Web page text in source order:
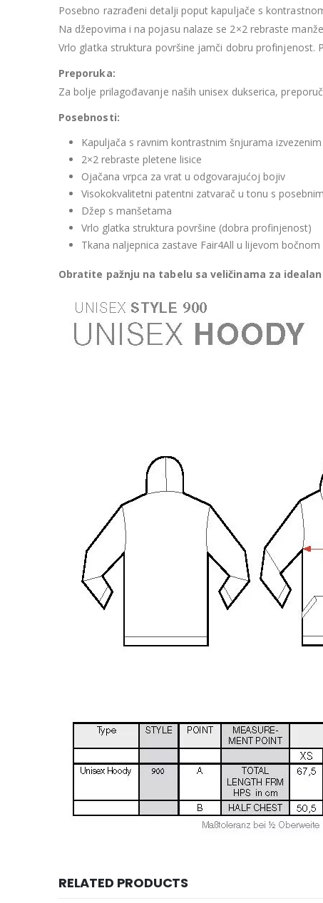
Posebno razrađeni detalji poput kapuljače s
Na džepovima i na pojasu nalaze se 2×2 rebraste
Vrlo glatka struktura površine jamči dobru
Preporuka:
Za bolje prilagođavanje naših unisex dukserica,
Posebnosti:
Kapuljača s ravnim kontrastnim šnjurama
2×2 rebraste pletene lisice
Ojačana vrpca za vrat u odgovarajućoj bojiv
Visokokvalitetni patentni zatvarač u tonu s
Džep s manšetama
Vrlo glatka struktura površine (dobra profinjenost)
Tkana naljepnica zastave Fair4All u lijevom bočnom
Obratite pažnju na tabelu sa veličinama za
RELATED PRODUCTS